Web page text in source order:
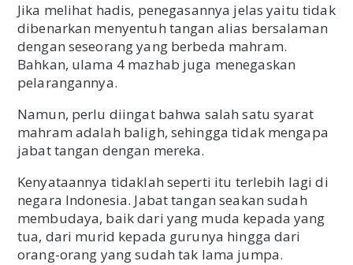
Jika melihat hadis, penegasannya jelas yaitu tidak
dibenarkan menyentuh tangan alias bersalaman
dengan seseorang yang berbeda mahram.
Bahkan, ulama 4 mazhab juga menegaskan
pelarangannya.
Namun, perlu diingat bahwa salah satu syarat
mahram adalah baligh, sehingga tidak mengapa
jabat tangan dengan mereka.
Kenyataannya tidaklah seperti itu terlebih lagi di
negara Indonesia. Jabat tangan seakan sudah
membudaya, baik dari yang muda kepada yang
tua, dari murid kepada gurunya hingga dari
orang-orang yang sudah tak lama jumpa.